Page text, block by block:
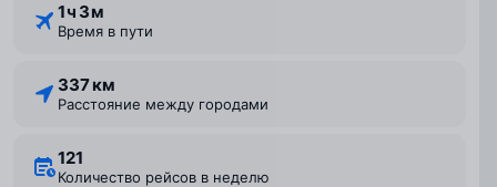
1 ⁠ч 3 ⁠м
Время в пути
337 км
Расстояние между городами
121
Количество рейсов в неделю